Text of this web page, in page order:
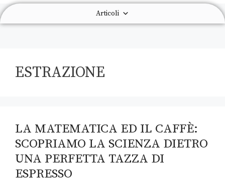
Articoli
ESTRAZIONE
LA MATEMATICA ED IL CAFFÈ:
SCOPRIAMO LA SCIENZA DIETRO
UNA PERFETTA TAZZA DI
ESPRESSO